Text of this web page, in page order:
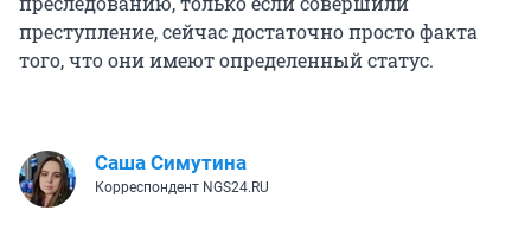
преступление, сейчас достаточно просто факта
того, что они имеют определенный статус.
Саша Симутина
Корреспондент NGS24.RU